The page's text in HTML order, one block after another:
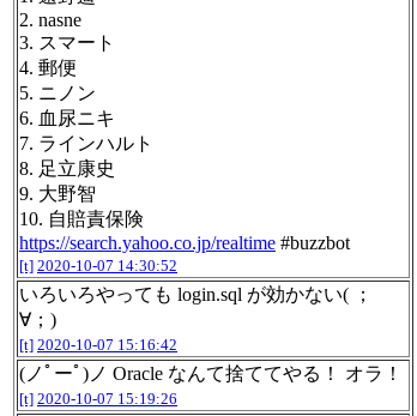
2. nasne
3. スマート
4. 郵便
5. ニノン
6. 血尿ニキ
7. ラインハルト
8. 足立康史
9. 大野智
10. 自賠責保険
https://search.yahoo.co.jp/realtime #buzzbot
[t] 2020-10-07 14:30:52
いろいろやっても login.sql が効かない( ；
∀；)
[t] 2020-10-07 15:16:42
(ノﾟーﾟ)ノ Oracle なんて捨ててやる！ オラ！
[t] 2020-10-07 15:19:26